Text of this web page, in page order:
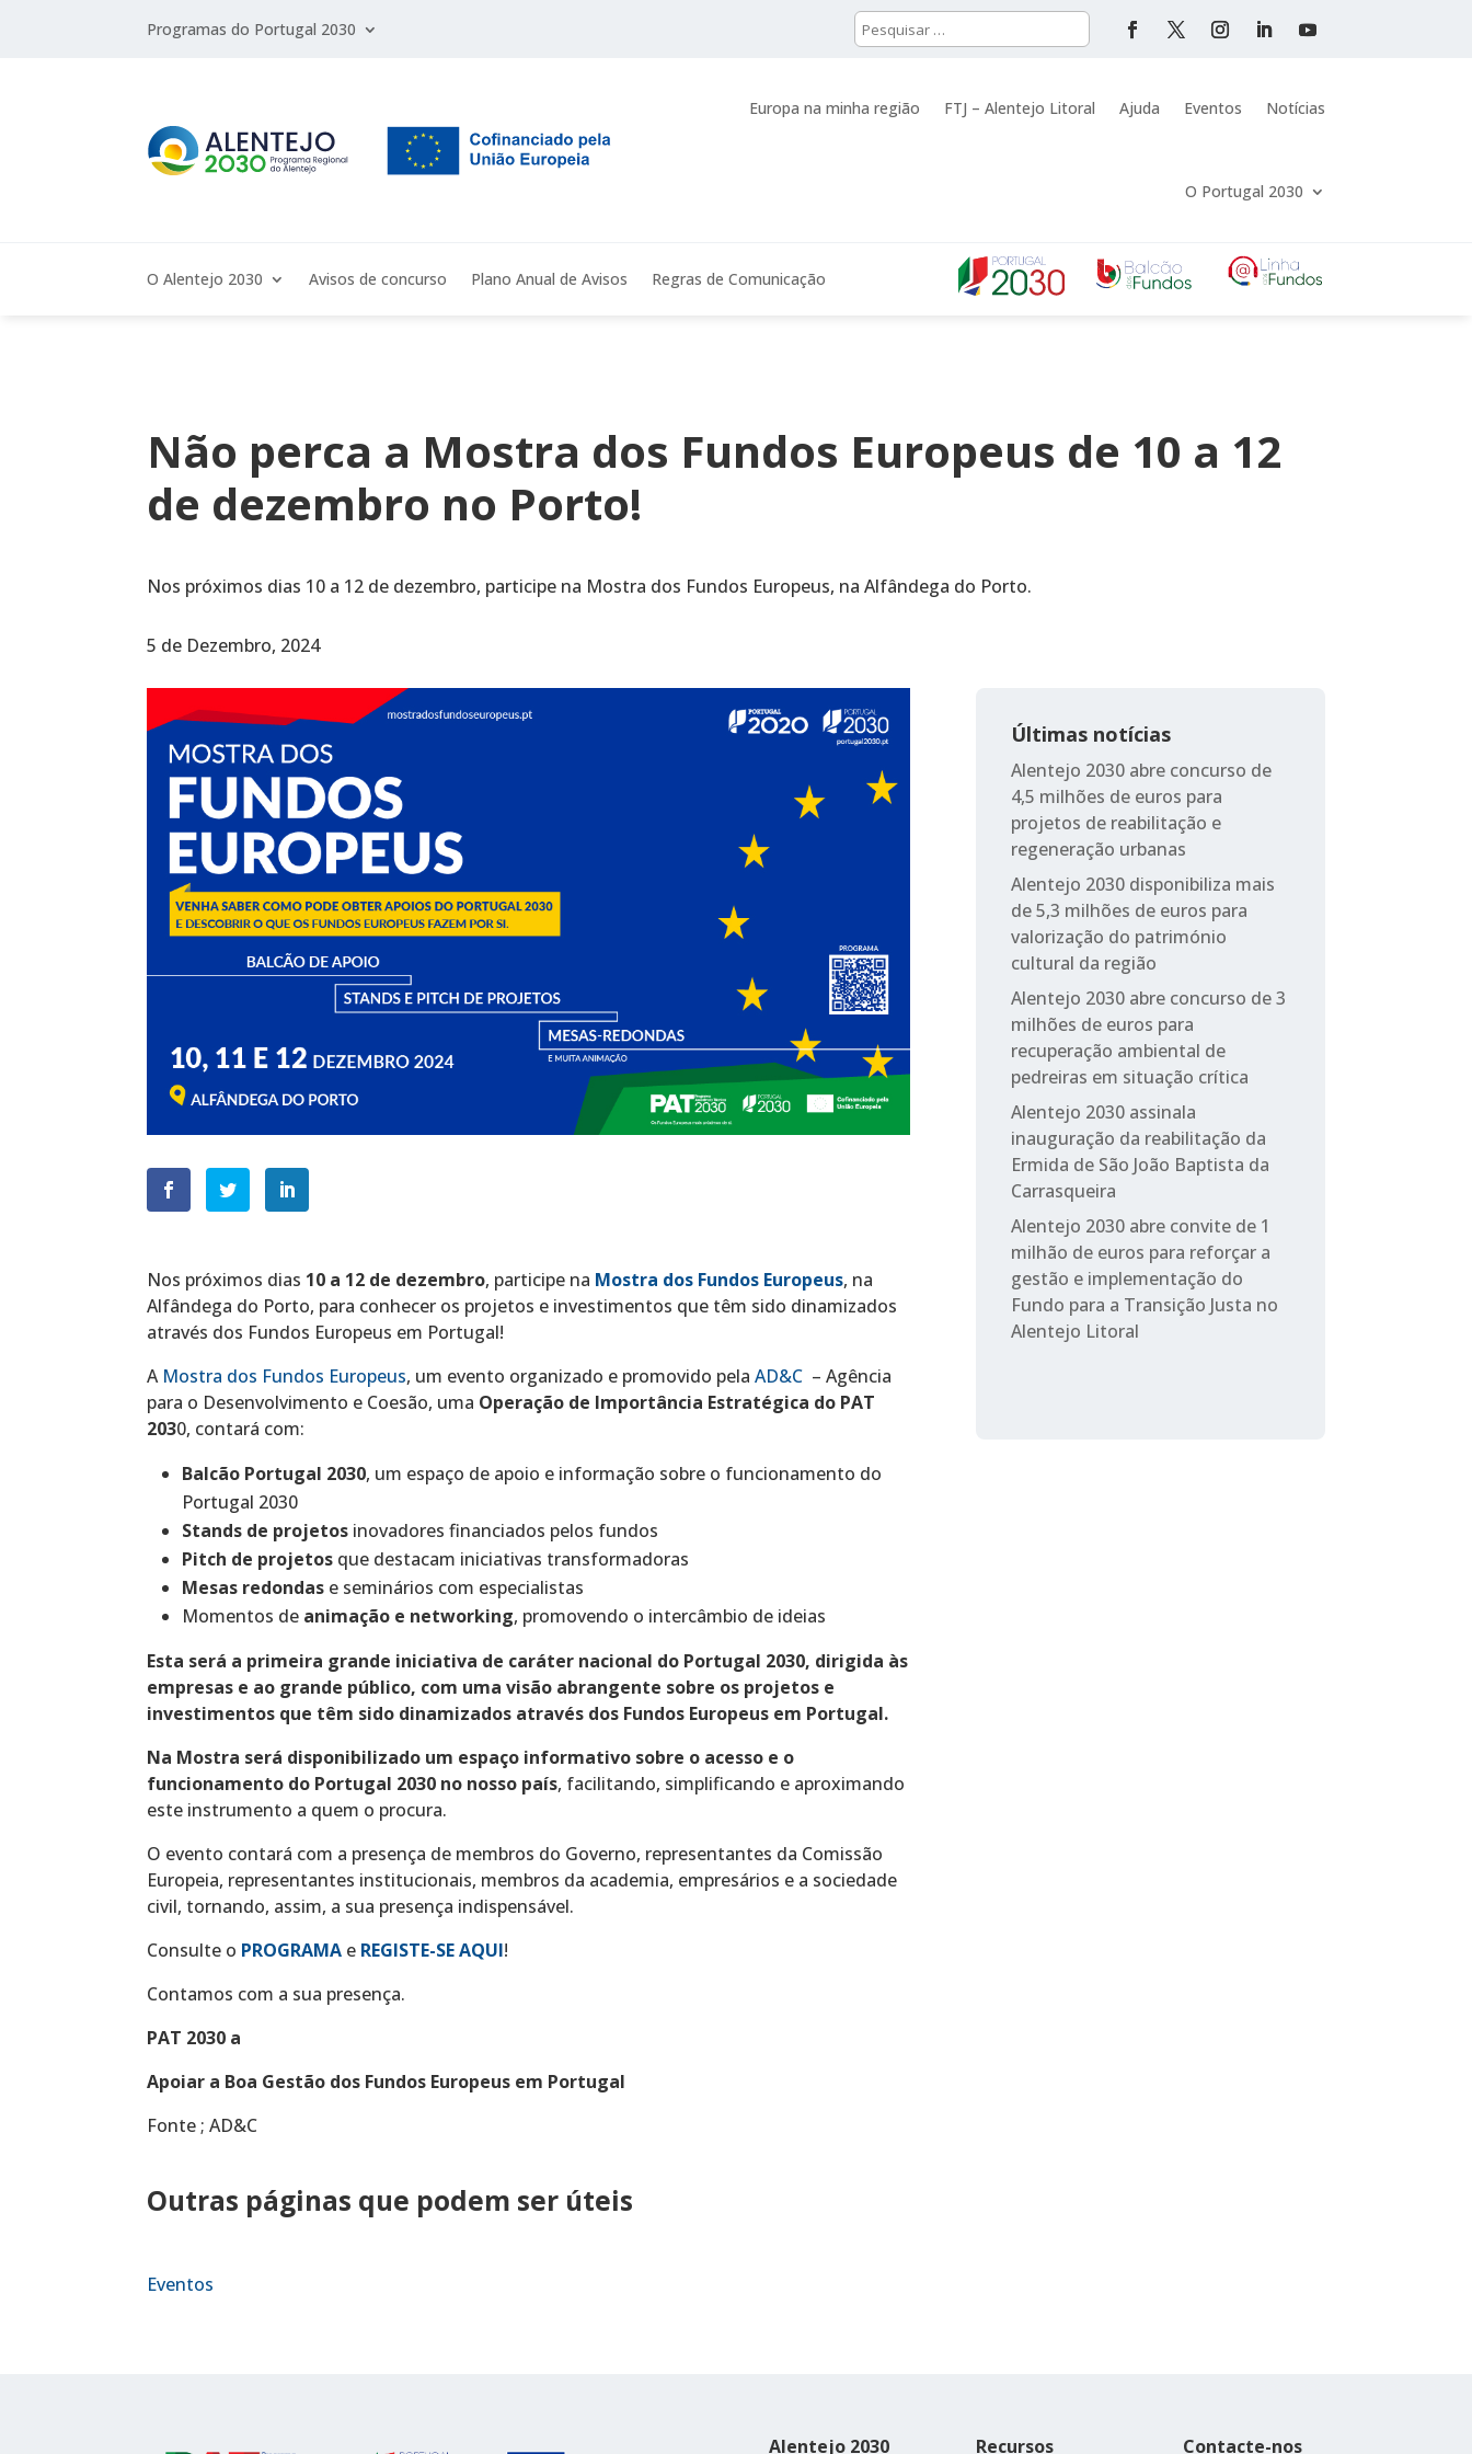
Programas do Portugal 2030
Europa na minha região FTJ – Alentejo Litoral Ajuda Eventos Notícias
O Portugal 2030
O Alentejo 2030 Avisos de concurso Plano Anual de Avisos Regras de Comunicação
Não perca a Mostra dos Fundos Europeus de 10 a 12
de dezembro no Porto!
Nos próximos dias 10 a 12 de dezembro, participe na Mostra dos Fundos Europeus, na Alfândega do Porto.
5 de Dezembro, 2024
Nos próximos dias 10 a 12 de dezembro, participe na Mostra dos Fundos Europeus, na
Alfândega do Porto, para conhecer os projetos e investimentos que têm sido dinamizados
através dos Fundos Europeus em Portugal!
A Mostra dos Fundos Europeus, um evento organizado e promovido pelaAD&C – Agência
para o Desenvolvimento e Coesão, uma Operação de Importância Estratégica do PAT
2030, contará com:
Balcão Portugal 2030, um espaço de apoio e informação sobre o funcionamento do
Portugal 2030
Stands de projetos inovadores financiados pelos fundos
Pitch de projetos que destacam iniciativas transformadoras
Mesas redondas e seminários com especialistas
Momentos de animação e networking, promovendo o intercâmbio de ideias
Esta será a primeira grande iniciativa de caráter nacional do Portugal 2030, dirigida às
empresas e ao grande público, com uma visão abrangente sobre os projetos e
investimentos que têm sido dinamizados através dos Fundos Europeus em Portugal.
Na Mostra será disponibilizado um espaço informativo sobre o acesso e o
funcionamento do Portugal 2030 no nosso país, facilitando, simplificando e aproximando
este instrumento a quem o procura.
O evento contará com a presença de membros do Governo, representantes da Comissão
Europeia, representantes institucionais, membros da academia, empresários e a sociedade
civil, tornando, assim, a sua presença indispensável.
Consulte o PROGRAMA e REGISTE-SE AQUI!
Contamos com a sua presença.
PAT 2030 a
Apoiar a Boa Gestão dos Fundos Europeus em Portugal
Fonte ; AD&C
Últimas notícias
Alentejo 2030 abre concurso de
4,5 milhões de euros para
projetos de reabilitação e
regeneração urbanas
Alentejo 2030 disponibiliza mais
de 5,3 milhões de euros para
valorização do património
cultural da região
Alentejo 2030 abre concurso de 3
milhões de euros para
recuperação ambiental de
pedreiras em situação crítica
Alentejo 2030 assinala
inauguração da reabilitação da
Ermida de São João Baptista da
Carrasqueira
Alentejo 2030 abre convite de 1
milhão de euros para reforçar a
gestão e implementação do
Fundo para a Transição Justa no
Alentejo Litoral
Outras páginas que podem ser úteis
Eventos
Alentejo 2030 Recursos Contacte-nos